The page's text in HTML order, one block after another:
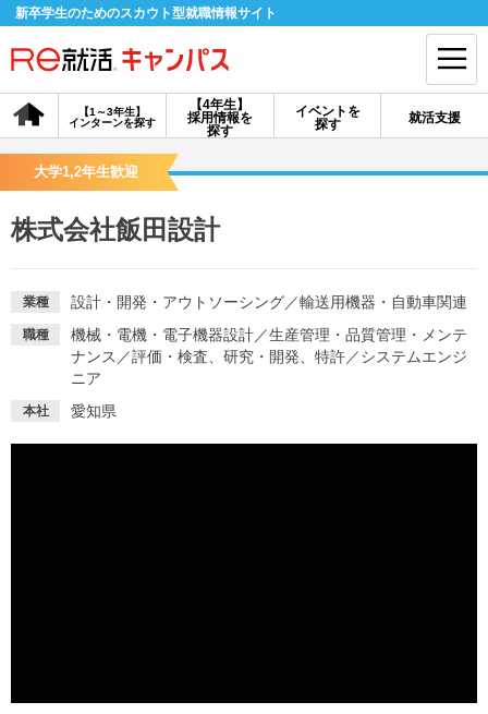
新卒学生のためのスカウト型就職情報サイト
【4年生】
採用情報を
探す
【1～3年生】
インターンを探す
イベントを
探す
就活支援
会員登録 ログイン
探す
【4年生】
【4年生】
【1～3年生】
イベントを探す
大学1,2年生歓迎
株式会社飯田設計
業種 設計・開発・アウトソーシング／輸送用機器・自動車関連
職種 機械・電機・電子機器設計／生産管理・品質管理・メンテ
ナンス ／評価・検査、研究・開発、特許／システムエンジ
ニア
本社 愛知県